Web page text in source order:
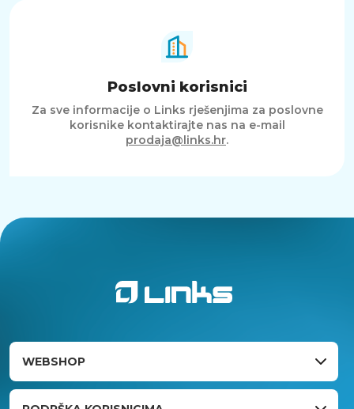
Poslovni korisnici
Za sve informacije o Links rješenjima za poslovne
korisnike kontaktirajte nas na e-mail
prodaja@links.hr.
WEBSHOP